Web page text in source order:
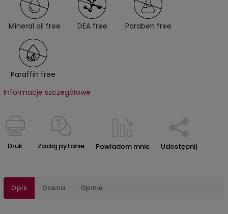
Mineral oil free DEA free Paraben free
Paraffin free
Informacje szczegółowe
Druk Zadaj pytanie Powiadom mnie Udostępnij
Opis Ocena Opinie